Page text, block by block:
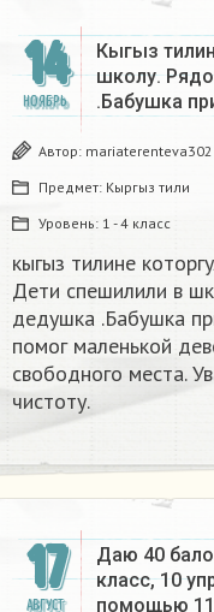
14
НОЯБРЬ
Кыгыз
школу.
.Бабушка
Автор: mariaterenteva302
Предмет: Кыргыз тили
Уровень: 1 - 4 класс
кыгыз тилине
Дети спешилили в
дедушка .Бабушка
помог маленькой
свободного места.
чистоту.​
17
АВГУСТ
Даю 40
класс, 10
помощью